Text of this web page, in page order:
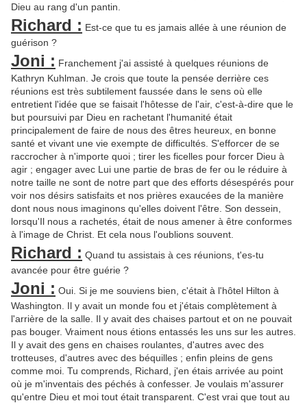
Dieu au rang d'un pantin.
Richard : Est-ce que tu es jamais allée à une réunion de
guérison ?
Joni : Franchement j'ai assisté à quelques réunions de
Kathryn Kuhlman. Je crois que toute la pensée derrière ces
réunions est très subtilement faussée dans le sens où elle
entretient l'idée que se faisait l'hôtesse de l'air, c'est-à-dire que le
but poursuivi par Dieu en rachetant l'humanité était
principalement de faire de nous des êtres heureux, en bonne
santé et vivant une vie exempte de difficultés. S'efforcer de se
raccrocher à n'importe quoi ; tirer les ficelles pour forcer Dieu à
agir ; engager avec Lui une partie de bras de fer ou le réduire à
notre taille ne sont de notre part que des efforts désespérés pour
voir nos désirs satisfaits et nos prières exaucées de la manière
dont nous nous imaginons qu'elles doivent l'être. Son dessein,
lorsqu'Il nous a rachetés, était de nous amener à être conformes
à l'image de Christ. Et cela nous l'oublions souvent.
Richard : Quand tu assistais à ces réunions, t'es-tu
avancée pour être guérie ?
Joni : Oui. Si je me souviens bien, c'était à l'hôtel Hilton à
Washington. Il y avait un monde fou et j'étais complètement à
l'arrière de la salle. Il y avait des chaises partout et on ne pouvait
pas bouger. Vraiment nous étions entassés les uns sur les autres.
Il y avait des gens en chaises roulantes, d'autres avec des
trotteuses, d'autres avec des béquilles ; enfin pleins de gens
comme moi. Tu comprends, Richard, j'en étais arrivée au point
où je m'inventais des péchés à confesser. Je voulais m'assurer
qu'entre Dieu et moi tout était transparent. C'est vrai que tout au